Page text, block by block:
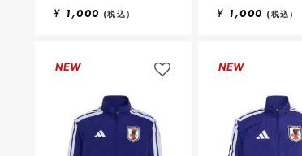
¥ 1,000 (税込） ¥ 1,000 (税込）
NEW NEW